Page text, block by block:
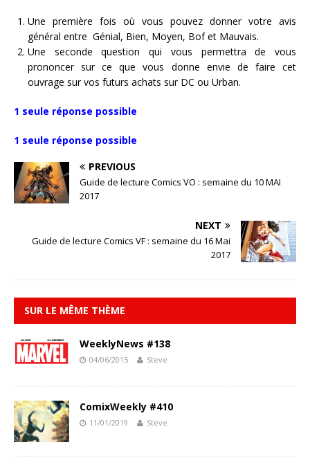
Une première fois où vous pouvez donner votre avis
général entre Génial, Bien, Moyen, Bof et Mauvais.
Une seconde question qui vous permettra de vous
prononcer sur ce que vous donne envie de faire cet
ouvrage sur vos futurs achats sur DC ou Urban.
1 seule réponse possible
1 seule réponse possible
PREVIOUS
Guide de lecture Comics VO : semaine du 10 MAI
2017
NEXT
Guide de lecture Comics VF : semaine du 16 Mai
2017
SUR LE MÊME THÈME
WeeklyNews #138
04/06/2015 Steve
ComixWeekly #410
11/01/2019 Steve